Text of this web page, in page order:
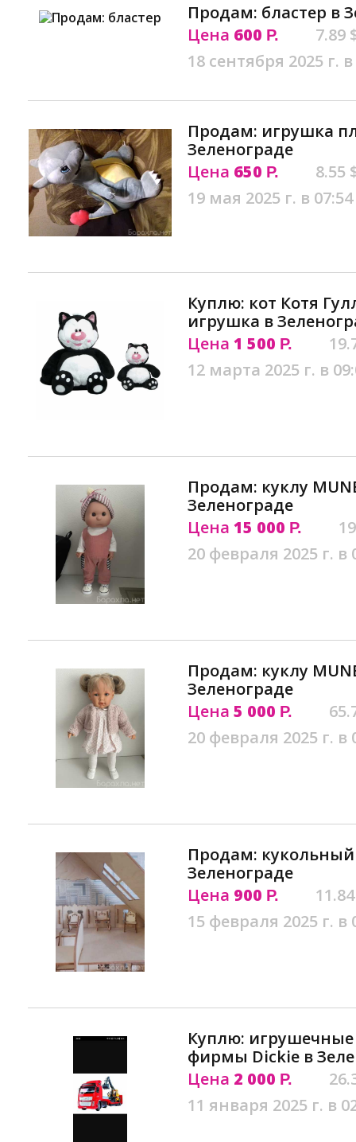
Продам: бластер в
Цена 600 Р.
7.89
18 сентября 2025 г.
Продам: игрушка
Зеленограде
Цена 650 Р.
8.55
19 мая 2025 г. в 07:54
Куплю: кот Котя
игрушка в
Цена 1 500 Р.
12 марта 2025 г. в
Продам: куклу
Зеленограде
Цена 15 000 Р.
20 февраля 2025 г. в
Продам: куклу
Зеленограде
Цена 5 000 Р.
20 февраля 2025 г. в
Продам:
Зеленограде
Цена 900 Р.
15 февраля 2025 г. в
Куплю: игрушечные
фирмы Dickie в
Цена 2 000 Р.
11 января 2025 г. в